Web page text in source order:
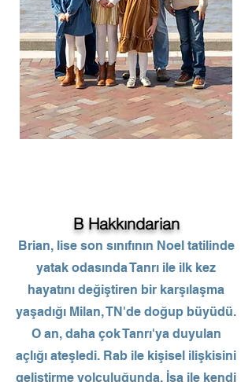
B Hakkındarian
Brian, lise son sınıfının Noel tatilinde
yatak odasında Tanrı ile ilk kez
hayatını değiştiren bir karşılaşma
yaşadığı Milan, TN'de doğup büyüdü.
O an, daha çok Tanrı'ya duyulan
açlığı ateşledi. Rab ile kişisel ilişkisini
geliştirme yolculuğunda, İsa ile kendi